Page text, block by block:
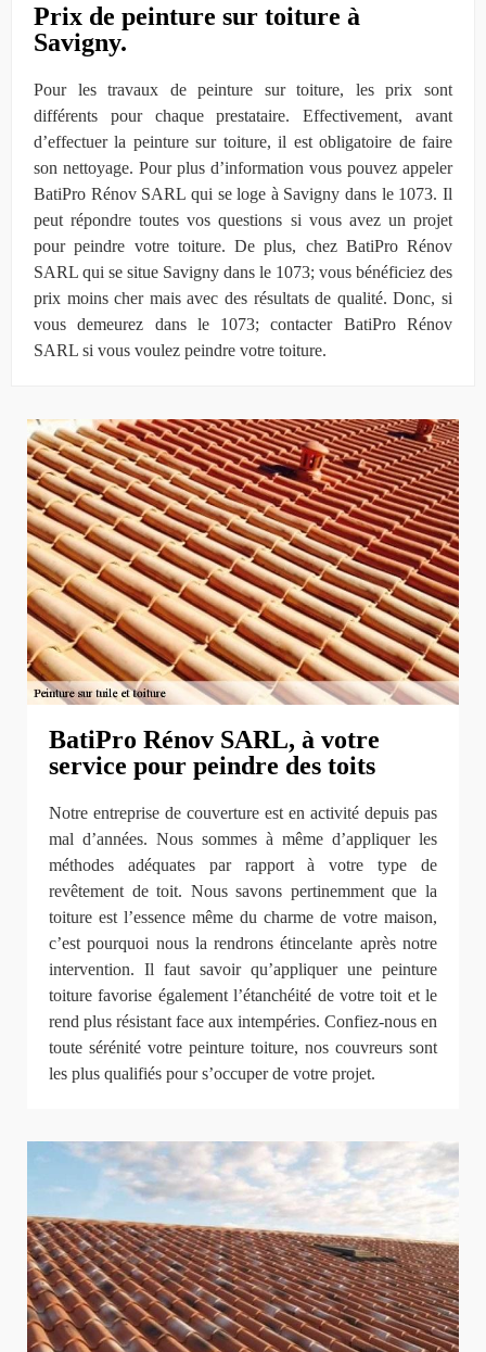
Prix de peinture sur toiture à
Savigny.
Pour les travaux de peinture sur toiture, les prix sont
différents pour chaque prestataire. Effectivement, avant
d’effectuer la peinture sur toiture, il est obligatoire de faire
son nettoyage. Pour plus d’information vous pouvez appeler
BatiPro Rénov SARL qui se loge à Savigny dans le 1073. Il
peut répondre toutes vos questions si vous avez un projet
pour peindre votre toiture. De plus, chez BatiPro Rénov
SARL qui se situe Savigny dans le 1073; vous bénéficiez des
prix moins cher mais avec des résultats de qualité. Donc, si
vous demeurez dans le 1073; contacter BatiPro Rénov
SARL si vous voulez peindre votre toiture.
BatiPro Rénov SARL, à votre
service pour peindre des toits
Notre entreprise de couverture est en activité depuis pas
mal d’années. Nous sommes à même d’appliquer les
méthodes adéquates par rapport à votre type de
revêtement de toit. Nous savons pertinemment que la
toiture est l’essence même du charme de votre maison,
c’est pourquoi nous la rendrons étincelante après notre
intervention. Il faut savoir qu’appliquer une peinture
toiture favorise également l’étanchéité de votre toit et le
rend plus résistant face aux intempéries. Confiez-nous en
toute sérénité votre peinture toiture, nos couvreurs sont
les plus qualifiés pour s’occuper de votre projet.